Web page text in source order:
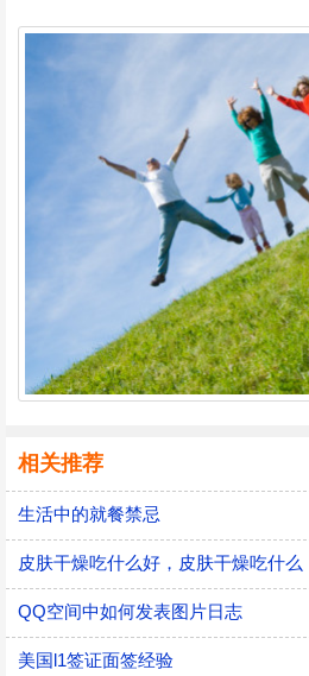
相关推荐
生活中的就餐禁忌
皮肤干燥吃什么好，皮肤干燥吃什么
QQ空间中如何发表图片日志
美国l1签证面签经验